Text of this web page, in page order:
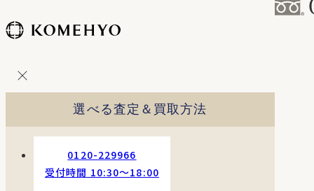
ン
選べる査定＆買取方法
0120-229966
受付時間 10:30〜18:00